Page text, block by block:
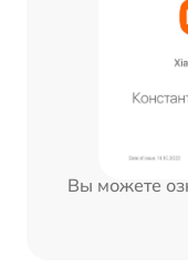
Вы можете